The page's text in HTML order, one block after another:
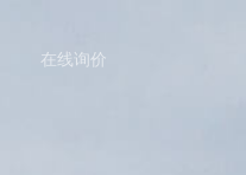
在线询价